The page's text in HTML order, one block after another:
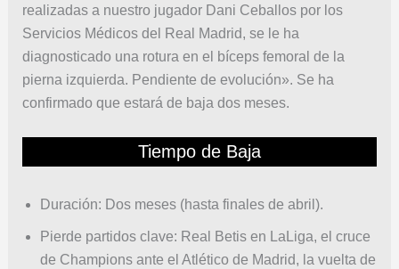
realizadas a nuestro jugador Dani Ceballos por los
Servicios Médicos del Real Madrid, se le ha
diagnosticado una rotura en el bíceps femoral de la
pierna izquierda. Pendiente de evolución». Se ha
confirmado que estará de baja dos meses.
Tiempo de Baja
Duración: Dos meses (hasta finales de abril).
Pierde partidos clave: Real Betis en LaLiga, el cruce
de Champions ante el Atlético de Madrid, la vuelta de